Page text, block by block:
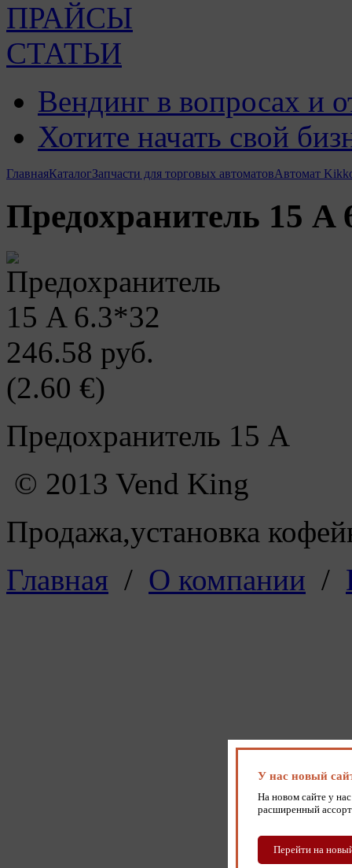
ПРАЙСЫ
СТАТЬИ
Вендинг в вопросах и
Хотите начать свой
ГлавнаяКаталогЗапчасти для торговых автоматовАвтомат
Предохранитель 15 A
246.58 руб.
(2.60 €)
Предохранитель 15 A
© 2013 Vend King
Продажа,установка
Главная / О компании /
У нас новый
На новом сайте у
расширенный
Перейти на